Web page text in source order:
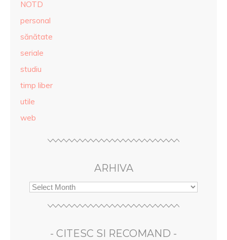
NOTD
personal
sănătate
seriale
studiu
timp liber
utile
web
ARHIVA
- CITESC SI RECOMAND -